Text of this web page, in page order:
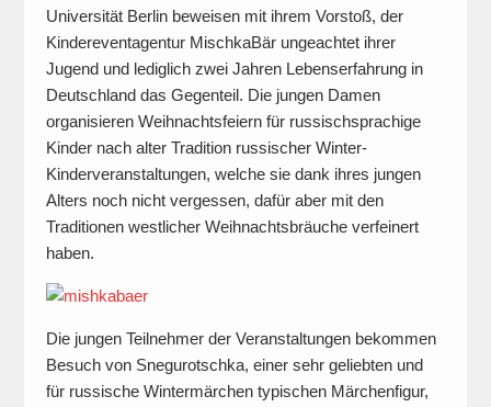
Universität Berlin beweisen mit ihrem Vorstoß, der
Kindereventagentur MischkaBär ungeachtet ihrer
Jugend und lediglich zwei Jahren Lebenserfahrung in
Deutschland das Gegenteil. Die jungen Damen
organisieren Weihnachtsfeiern für russischsprachige
Kinder nach alter Tradition russischer Winter-
Kinderveranstaltungen, welche sie dank ihres jungen
Alters noch nicht vergessen, dafür aber mit den
Traditionen westlicher Weihnachtsbräuche verfeinert
haben.
Die jungen Teilnehmer der Veranstaltungen bekommen
Besuch von Snegurotschka, einer sehr geliebten und
für russische Wintermärchen typischen Märchenfigur,